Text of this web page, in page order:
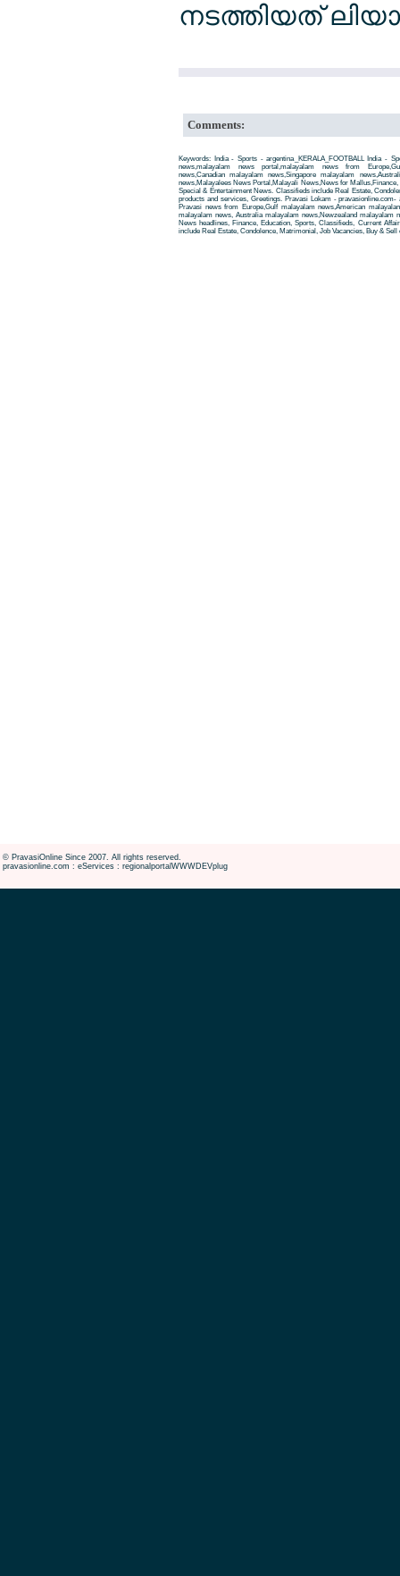
നടത്തിയത്
Comments:
Keywords: India - Sports - argentina_KERALA_FOOTBALL India -
news,malayalam news portal,malayalam news from
news,Canadian malayalam news,Singapore malayalam
news,Malayalees News Portal,Malayali News,News for
Special & Entertainment News. Classifieds include Real Estate,
products and services, Greetings. Pravasi Lokam -
Pravasi news from Europe,Gulf malayalam news,American
malayalam news, Australia malayalam news,Newzealand malayalam
News headlines, Finance, Education, Sports, Classifieds, Current
include Real Estate, Condolence, Matrimonial, Job Vacancies, Buy &
© PravasiOnline Since 2007. All rights reserved.
pravasionline.com : eServices : regionalportalWWWDEVplug